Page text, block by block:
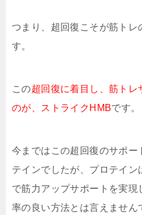
つまり、超回復こそが筋トレ
す。
この超回復に着目し、筋トレ
のが、ストライクHMBです。
今まではこの超回復のサポー
テインでしたが、プロテイン
で筋力アップサポートを実現
率の良い方法とは言えません